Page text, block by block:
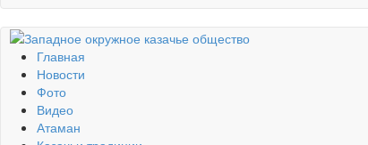
Главная
Новости
Фото
Видео
Атаман